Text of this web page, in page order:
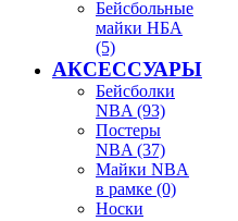
Бейсбольные
майки НБА
(5)
АКСЕССУАРЫ
Бейсболки
NBA (93)
Постеры
NBA (37)
Майки NBA
в рамке (0)
Носки